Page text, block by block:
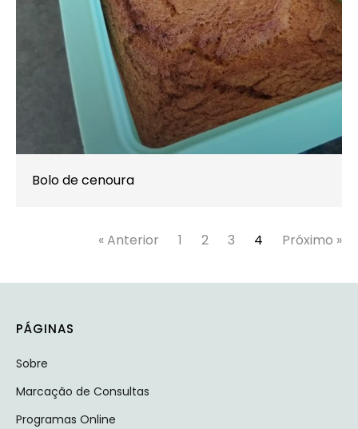
Bolo de cenoura
« Anterior 1 2 3 4 Próximo »
PÁGINAS
Sobre
Marcação de Consultas
Programas Online